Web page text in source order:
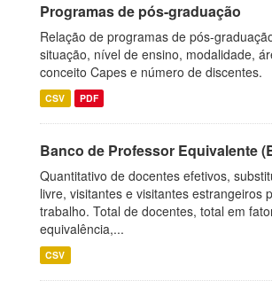
Programas de pós-graduação
Relação de programas de pós-
situação, nível de ensino, modalidade,
conceito Capes e número de discentes.
CSV PDF
Banco de Professor Equivalente
Quantitativo de docentes efetivos,
livre, visitantes e visitantes estrangeiros
trabalho. Total de docentes, total em
equivalência,...
CSV